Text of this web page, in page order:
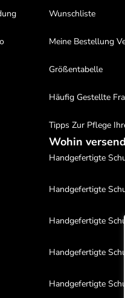
Wunschliste
Meine Bestellung
Größentabelle
Häufig Gestellte
Tipps Zur Pflege
Wohin
Handgefertigte
Handgefertigte
Handgefertigte
Handgefertigte
Handgefertigte